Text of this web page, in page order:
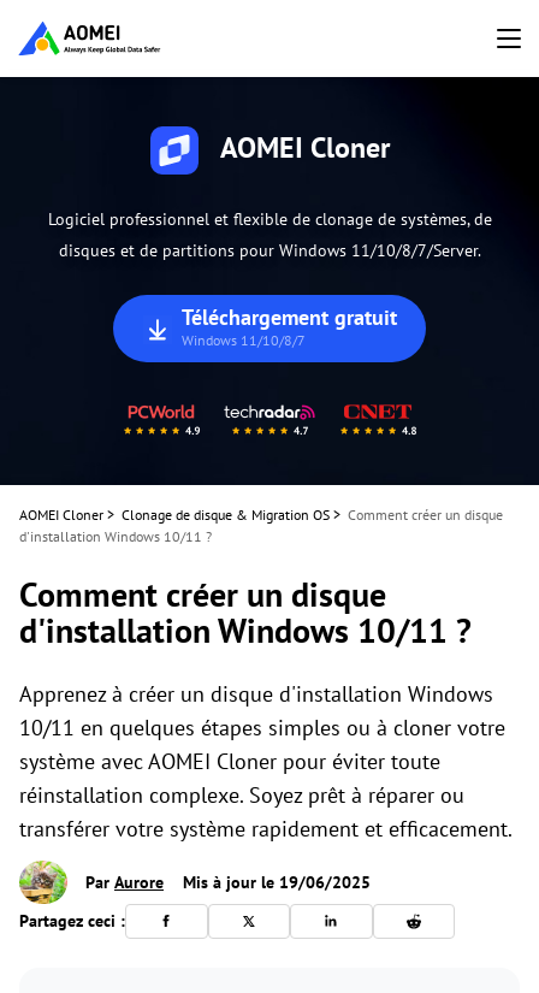
AOMEI Cloner
Logiciel professionnel et flexible de clonage de systèmes, de
disques et de partitions pour Windows 11/10/8/7/Server.
Téléchargement gratuit
Windows 11/10/8/7
AOMEI Cloner > Clonage de disque & Migration OS > Comment créer un disque
d'installation Windows 10/11 ?
Comment créer un disque
d'installation Windows 10/11 ?
Apprenez à créer un disque d'installation Windows
10/11 en quelques étapes simples ou à cloner votre
système avec AOMEI Cloner pour éviter toute
réinstallation complexe. Soyez prêt à réparer ou
transférer votre système rapidement et efficacement.
Par Aurore
Mis à jour le 19/06/2025
Partagez ceci :